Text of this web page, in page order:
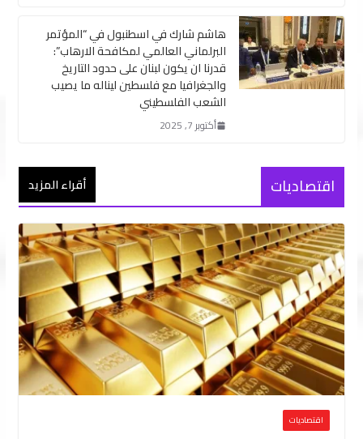
هاشم شارك في اسطنبول في “المؤتمر
البرلماني العالمي لمكافحة الارهاب”:
قدرنا ان يكون لبنان على حدود التاريخ
والجغرافيا مع فلسطين ليناله ما يصيب
الشعب الفلسطيني
أكتوبر 7, 2025
اقتصاديات أقراء المزيد
اقتصاديات